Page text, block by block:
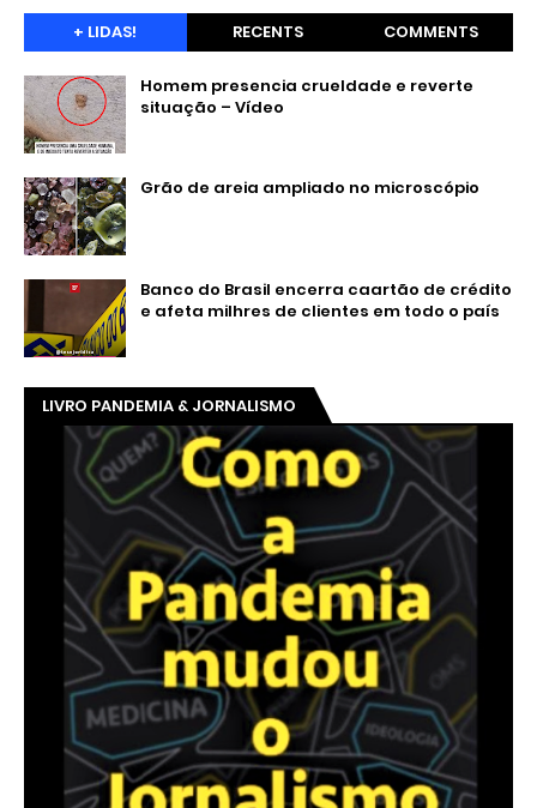
+ LIDAS! RECENTS COMMENTS
Homem presencia crueldade e reverte
situação – Vídeo
Grão de areia ampliado no microscópio
Banco do Brasil encerra caartão de crédito
e afeta milhres de clientes em todo o país
LIVRO PANDEMIA & JORNALISMO